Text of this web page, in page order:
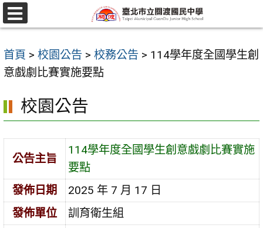
跳
至
要
內
區
選
單
首頁 > 校園公告 > 校務公告 > 114學年度全國學生創
意戲劇比賽實施要點
校園公告
公告主旨
114學年度全國學生創意戲劇比賽實施
要點
發佈日期
2025 年 7 月 17 日
發佈單位
訓育衛生組